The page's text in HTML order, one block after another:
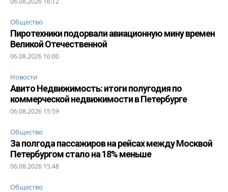
Общество
Пиротехники подорвали авиационную мину времен
Великой Отечественной
06.08.2026 16:00
Новости
Авито Недвижимость: итоги полугодия по
коммерческой недвижимости в Петербурге
06.08.2026 15:59
Общество
За полгода пассажиров на рейсах между Москвой
Петербургом стало на 18% меньше
06.08.2026 15:48
Общество